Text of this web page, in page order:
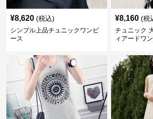
¥8,620 (税込)
シンプル上品チュニックワンピ
ース
¥8,160 (税
チュニック
ィアードワ